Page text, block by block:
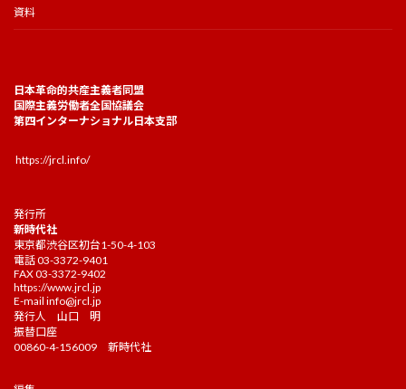
資料
日本革命的共産主義者同盟
国際主義労働者全国協議会
第四インターナショナル日本支部
https://jrcl.info/
発行所
新時代社
東京都渋谷区初台1-50-4-103
電話 03-3372-9401
FAX 03-3372-9402
https://www.jrcl.jp
E-mail info@jrcl.jp
発行人 山口 明
振替口座
00860-4-156009 新時代社